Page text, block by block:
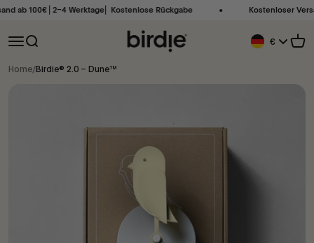
Zum Inhalt springen
⎜2–4 Werktage⎜ Kostenlose Rückgabe Kostenloser Versand
Navigationsmenü öffnen
Suche öffnen Birdie Scandinavia ApS
Geolocation
€
Home/Birdie® 2.0 – Dune™